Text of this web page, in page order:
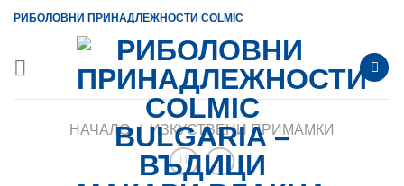
SkipРИБОЛОВНИ ПРИНАДЛЕЖНОСТИ COLMIC
НАЧАЛО / ИЗКУСТВЕНИ ПРИМАМКИ